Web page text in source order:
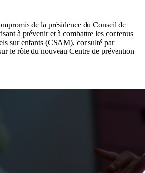
de la présidence du Conseil de
à prévenir et à combattre les contenus
sur enfants (CSAM), consulté par
le rôle du nouveau Centre de prévention